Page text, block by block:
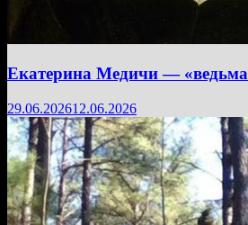
Екатерина Медичи — «ведьма
29.06.202612.06.2026